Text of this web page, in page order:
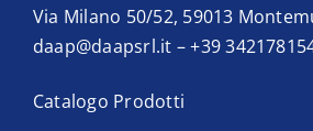
Via Milano 50/52, 59013
daap@daapsrl.it –+39
Catalogo Prodotti